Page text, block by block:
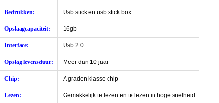
Bedrukken: Usb stick en usb stick box
Opslaagcapaciteit: 16gb
Interface: Usb 2.0
Opslag levensduur: Meer dan 10 jaar
Chip: A graden klasse chip
Lezen: Gemakkelijk te lezen en te lezen in hoge snelheid